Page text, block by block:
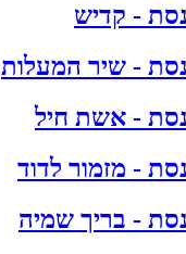
- קדיש
- שיר המעלות
- אשת חיל
- מזמור לדוד
- בריך שמיה